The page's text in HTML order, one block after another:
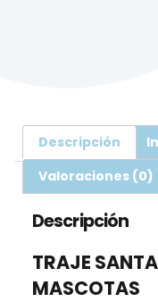
Descripción
Valoraciones (0)
Descripción
TRAJE
MASCOTAS